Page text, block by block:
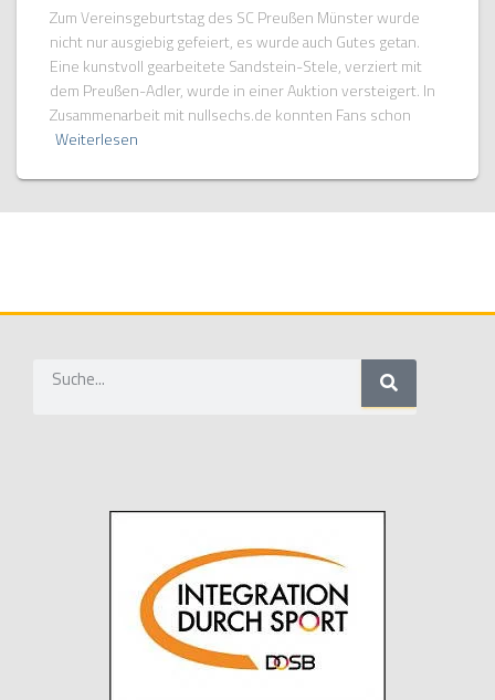
Zum Vereinsgeburtstag des SC Preußen Münster wurde
nicht nur ausgiebig gefeiert, es wurde auch Gutes getan.
Eine kunstvoll gearbeitete Sandstein-Stele, verziert mit
dem Preußen-Adler, wurde in einer Auktion versteigert. In
Zusammenarbeit mit nullsechs.de konnten Fans schon
Weiterlesen